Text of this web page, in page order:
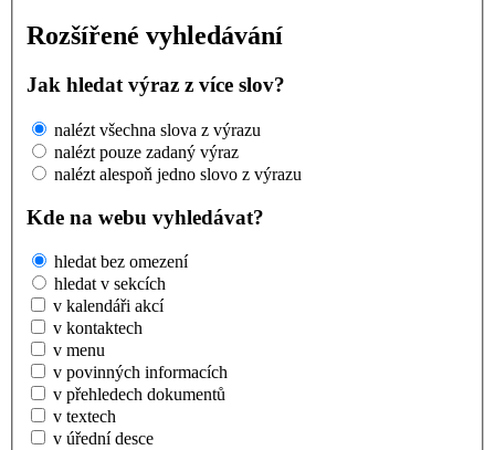
Rozšířené vyhledávání
Jak hledat výraz z více slov?
nalézt všechna slova z výrazu
nalézt pouze zadaný výraz
nalézt alespoň jedno slovo z výrazu
Kde na webu vyhledávat?
hledat bez omezení
hledat v sekcích
v kalendáři akcí
v kontaktech
v menu
v povinných informacích
v přehledech dokumentů
v textech
v úřední desce